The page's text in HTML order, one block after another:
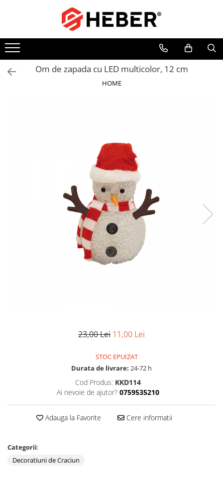
Toate Produsele
Mixere cu bol
Aer conditionat
Hidrofor cu pompa submersibila
Pompe de stropit
Pompe de stropit electrice
Pompe de stropit manuale
Motoare termice
Articole sanitare
Coloane dus
Om de zapada cu LED multicolor, 12 cm
HOME
23,00 Lei 11,00 Lei
STOC EPUIZAT
Durata de livrare: 24-72 h
Cod Produs: KKD114
Ai nevoie de ajutor? 0759535210
Adauga la Favorite Cere informatii
Categorii:
Decoratiuni de Craciun